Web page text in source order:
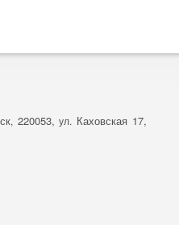
, 220053, ул. Каховская 17,